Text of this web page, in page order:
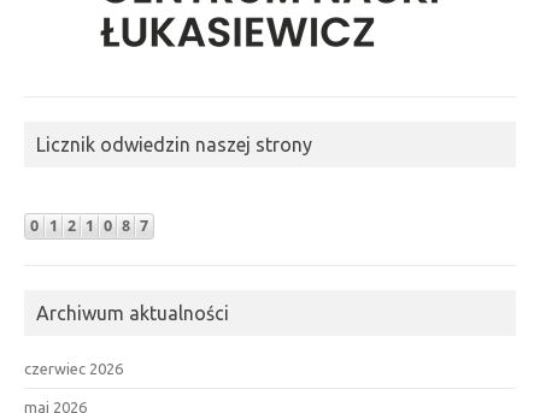
Licznik odwiedzin naszej strony
Archiwum aktualności
czerwiec 2026
maj 2026